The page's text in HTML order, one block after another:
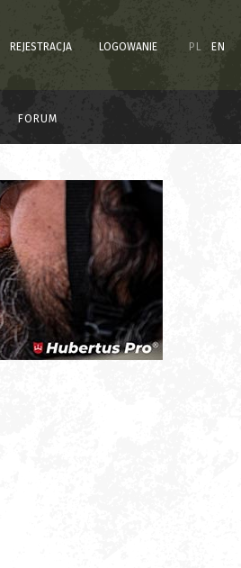
REJESTRACJA LOGOWANIE PL EN
FORUM